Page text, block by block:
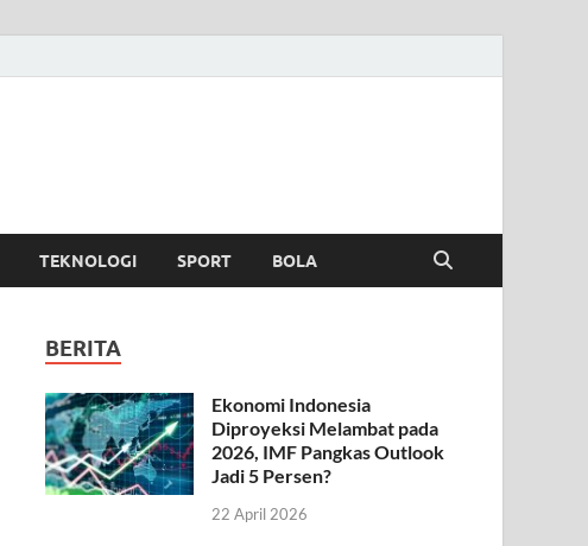
TEKNOLOGI SPORT BOLA
BERITA
Ekonomi Indonesia
Diproyeksi Melambat pada
2026, IMF Pangkas Outlook
Jadi 5 Persen?
22 April 2026